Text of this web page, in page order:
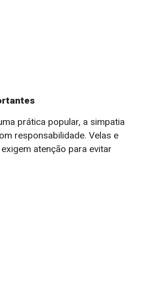
prática popular, a simpatia
responsabilidade. Velas e
atenção para evitar